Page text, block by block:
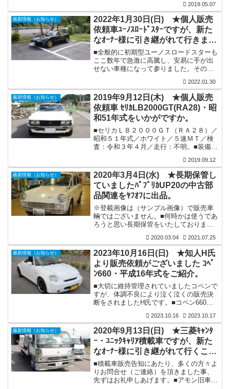
で販売告知をさせていただきますと、
早々に何かとお世話になっています岡山
県の某ショップ代表の（Ｆ様）よりご連
絡をいただき商談成立。そして本日ご来
店いただき引き取られて行きました。
2019.05.07
最新情報（お知らせ）
2022年1月30日(日) ★個人販売
依頼車ﾕｰﾉｽﾛｰﾄﾞｽﾀｰですが、新た
なｵｰﾅｰ様に引き継がれて行きまし
た。
■全般的に初期型ユーノスロードスターも
ここ数年で急激に高騰し、安易に手が出
せない車種になって参りました。その様
氏）より個人販売依頼車として販売告知
しておりました初期型ユーノスロードス
ターが、ご縁が有り岡山県にお住まいの
（Ｍ氏）にご購入いただく事になりまし
た。そして、双方がお住まいの中間地点
的所在に位置する当店までお越しいただ
き、本日車輛及び部品関連のお引き渡し
が行われ、前オーナー（Ｆ氏）の元から
当店中継で旅立っていきました。今後も
2022.01.30
最新情報（お知らせ）
2019年9月12日(木) ★個人販売
依頼車 ｾﾘｶLB2000GT(RA28)・昭
和51年式をいかがですか。
■セリカＬＢ２０００ＧＴ（ＲＡ２８）／
昭和５１年式／ホワイト／５速ＭＴ／検
査：令和３年４月／走行：不明。■装備：
にＯＨ済／ボディーは全塗装済で良好・
外観は目視で気になる錆発生は見当たり
ませんが、見えない箇所で所々パテ補修
箇所はございます／内装は年式を考えれ
ば良好な状態を維持／前エンジンが一発
圧縮が少なく気にされておられ、先日中
古（ＲＡ２５）から取り外しましたエン
ジン・ミッションを購入され塔載されて
います／（Ｆ）タワーバー／スプリング
2019.09.12
最新情報（お知らせ）
2020年3月4日(水) ★長期保管し
ていましたﾊﾟﾌﾞﾘｶUP20の中古部
品関連をﾔﾌｵﾌに出品。
※登載画像は（サンプル画像）で販売車
輛ではございません。■何時かは使うであ
ろうと思い長期保管をいたしておりまし
より部品保管スペースに限りが生じ、処
分するには勿体無いと思い、少しづつで
はございますがヤフオフで販売を行って
おります。今回はパブリカＵＰ２０の中
古部品関連を主に出品させていただきま
した。今後は、パブリカＵＰ２０用新品
パーツ類も多数ストックをしております
ので、随時出品を行う予定です。
2020.03.04 2021.07.25
最新情報（お知らせ）
2023年10月16日(日) ★知人H氏
より販売依頼がございました ｺﾍﾟ
ﾝ660・平成16年式をご紹介。
■大切に維持管理されていましたコペンで
すが、体調不良により泣く泣くの販売決
断をされましたH氏です。■コペン660ア
式／色：ホワイト／シフト：5速MT／検
査：令和6年7月／走行：48,000ｋｍ（実
走行）／修復歴：無し。■装備：内外装共
上質／各機関良好（検査時にエアコンＯ
Ｈ修理済）／2オーナー車／ロータスエラ
ン風ボディーキット装備（FRP前後バン
パーは取外し別途保管）／オーバーフェ
ンダー装備／Dスポーツコンピュター装備
（80ps仕様...
2023.10.16 2023.10.17
最新情報（お知らせ）
2020年9月13日(日) ★三菱ｷｬﾝﾀ
ｰ・ﾕﾆｯｸｷｬﾘｱ積載車ですが、新た
なｵｰﾅｰ様に引き継がれて行くこと
になりました。
■積載車販売告知にあたり、多くの方々よ
りお問合せ（ご連絡）を頂きました事、
先ずはお礼申しあげます。■アモン旧車倶